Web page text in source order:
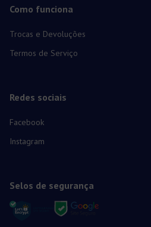
Como funciona
Trocas e Devoluções
Termos de Serviço
Redes sociais
Facebook
Instagram
Selos de segurança